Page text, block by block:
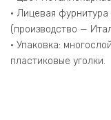
• Лицевая
(производство —
• Упаковка:
пластиковые уголки.